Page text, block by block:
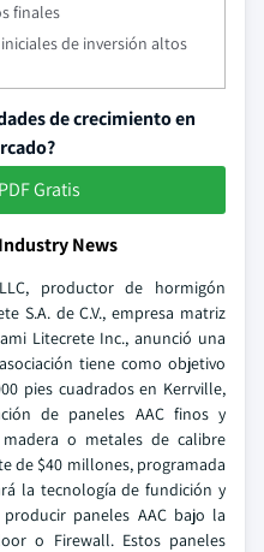
finales
de inversión altos
de crecimiento en
Gratis
News
productor de hormigón
S.A. de C.V., empresa matriz
Litecrete Inc., anunció una
tiene como objetivo
pies cuadrados en Kerrville,
de paneles AAC finos y
o metales de calibre
de $40 millones, programada
la tecnología de fundición y
paneles AAC bajo la
o Firewall. Estos paneles